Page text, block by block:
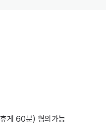
게 60분) 협의가능